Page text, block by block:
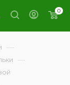
0
—
—